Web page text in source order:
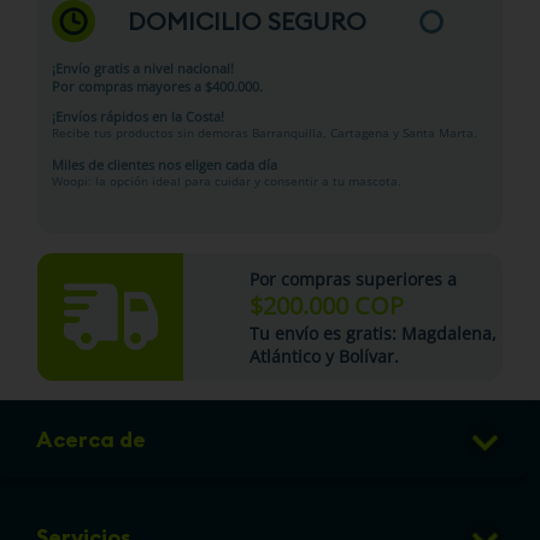
DOMICILIO SEGURO
¡Envío gratis a nivel nacional!
Por compras mayores a $400.000.
¡Envíos rápidos en la Costa!
Recibe tus productos sin demoras Barranquilla, Cartagena y Santa Marta.
Miles de clientes nos eligen cada día
Woopi: la opción ideal para cuidar y consentir a tu mascota.
Por compras superiores a
$200.000 COP
Tu envío es gratis: Magdalena,
Atlántico y Bolívar.
Acerca de
Club de Puntos